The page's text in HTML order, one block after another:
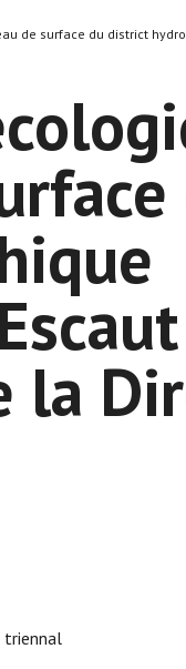
de surface du district
la
triennal